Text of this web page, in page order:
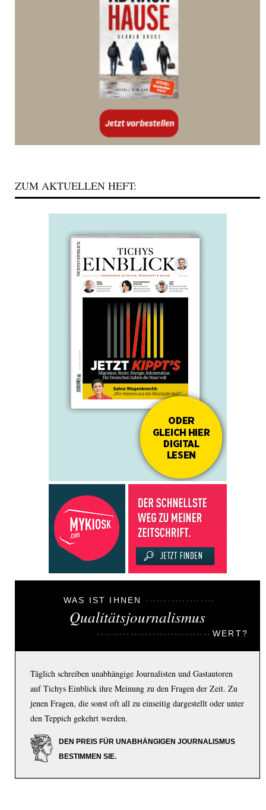
ZUM AKTUELLEN HEFT:
WAS IST IHNEN
Qualitätsjournalismus
WERT?
Täglich schreiben unabhängige Journalisten und Gastautoren
auf Tichys Einblick ihre Meinung zu den Fragen der Zeit. Zu
jenen Fragen, die sonst oft all zu einseitig dargestellt oder unter
den Teppich gekehrt werden.
DEN PREIS FÜR UNABHÄNGIGEN JOURNALISMUS
BESTIMMEN SIE.